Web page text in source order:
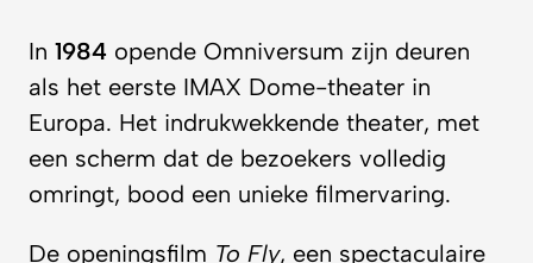
In 1984 opende Omniversum zijn deuren
als het eerste IMAX Dome-theater in
Europa. Het indrukwekkende theater, met
een scherm dat de bezoekers volledig
omringt, bood een unieke filmervaring.
De openingsfilm To Fly, een spectaculaire